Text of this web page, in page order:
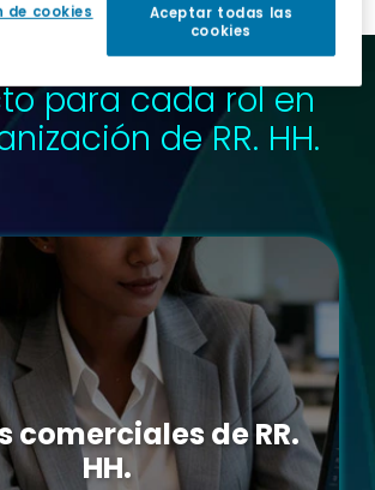
para cada rol en
de RR. HH.
comerciales de RR.
HH.
de cookies
Aceptar todas las
cookies